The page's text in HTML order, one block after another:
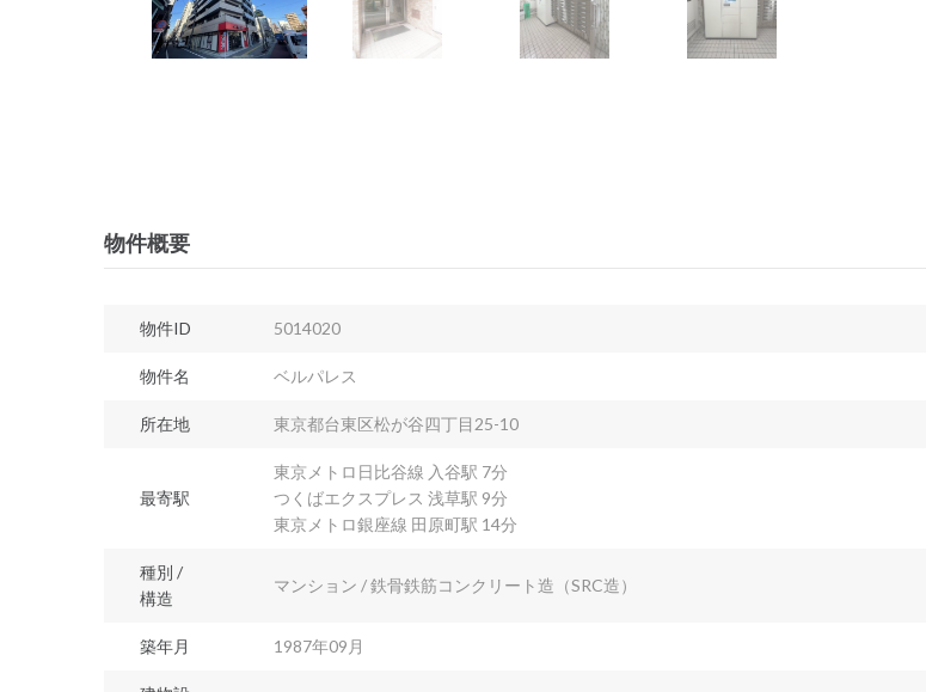
物件概要
物件ID 5014020
物件名 ベルパレス
所在地 東京都台東区松が谷四丁目25-10
最寄駅
東京メトロ日比谷線 入谷駅 7分
つくばエクスプレス 浅草駅 9分
東京メトロ銀座線 田原町駅 14分
種別 /
構造
マンション / 鉄骨鉄筋コンクリート造（SRC造）
築年月 1987年09月